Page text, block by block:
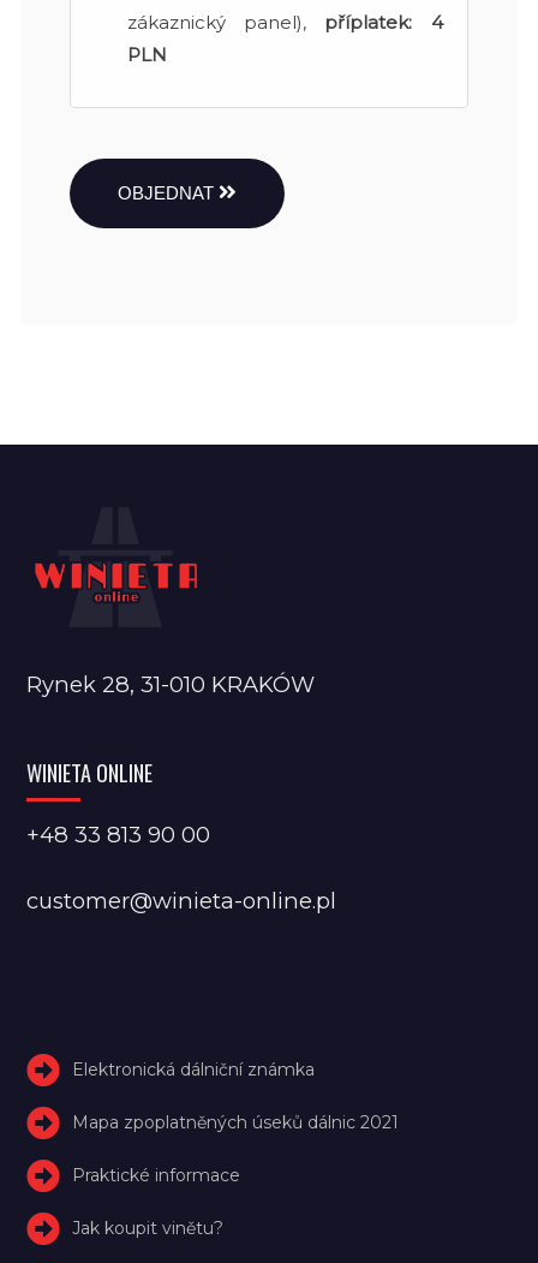
zákaznický panel), příplatek: 4
PLN
OBJEDNAT
Rynek 28, 31-010 KRAKÓW
WINIETA ONLINE
+48 33 813 90 00
customer@winieta-online.pl
Elektronická dálniční známka
Mapa zpoplatněných úseků dálnic 2021
Praktické informace
Jak koupit vinětu?